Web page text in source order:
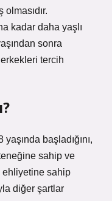
kadar daha yaşlı
sonra
tercih
başladığını,
sahip ve
sahip
diğer şartlar